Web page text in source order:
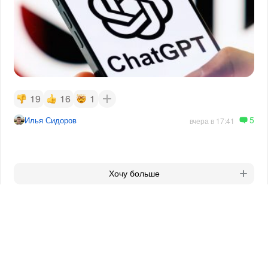
19 16 1
Илья Сидоров вчера в 17:41 5
Хочу больше